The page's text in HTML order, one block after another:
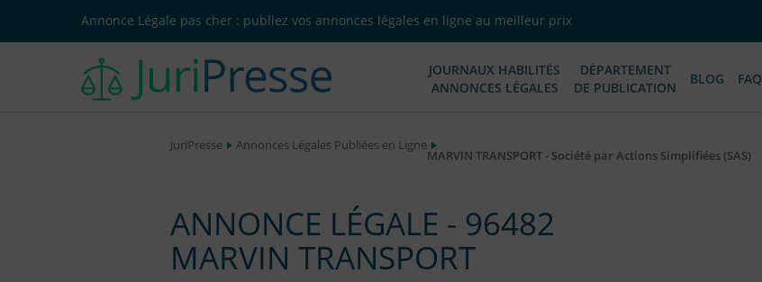
Annonce Légale pas cher : publiez vos annonces légales en ligne au meilleur prix
JOURNAUX HABILITÉS
ANNONCES LÉGALES
DÉPARTEMENT
DE PUBLICATION
BLOG FAQ
JuriPresse Annonces Légales Publiées en Ligne
MARVIN TRANSPORT - Société par Actions Simplifiées (SAS)
ANNONCE LÉGALE - 96482
MARVIN TRANSPORT